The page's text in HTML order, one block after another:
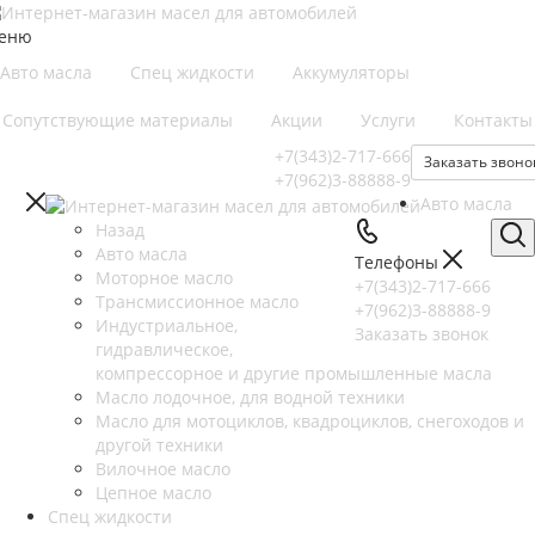
Авто масла
Спец жидкости Аккумуляторы
Сопутствующие материалы Акции Услуги Контакты
Заказать
+7(343)2-717-666
+7(962)3-88888-9
Телефоны
+7(343)2-717-666
+7(962)3-88888-9
Заказать звонок
Авто масла
Назад
Авто масла
Моторное масло
Трансмиссионное масло
Индустриальное,
гидравлическое,
компрессорное и другие промышленные масла
Масло лодочное, для водной техники
Масло для мотоциклов, квадроциклов, снегоходов и
другой техники
Вилочное масло
Цепное масло
Спец жидкости